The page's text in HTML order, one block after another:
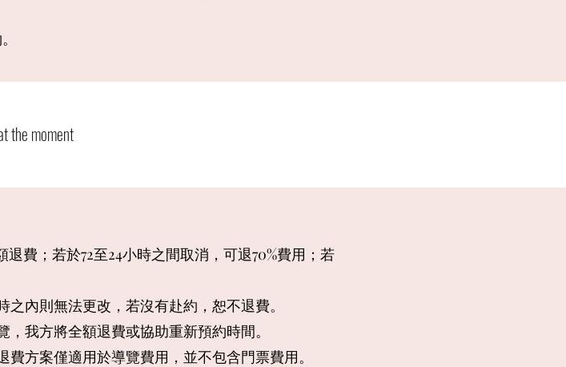
the moment
費；若於72至24小時之間取消，可退70%費用；若
內則無法更改，若沒有赴約，恕不退費。
我方將全額退費或協助重新預約時間。
方案僅適用於導覽費用，並不包含門票費用。